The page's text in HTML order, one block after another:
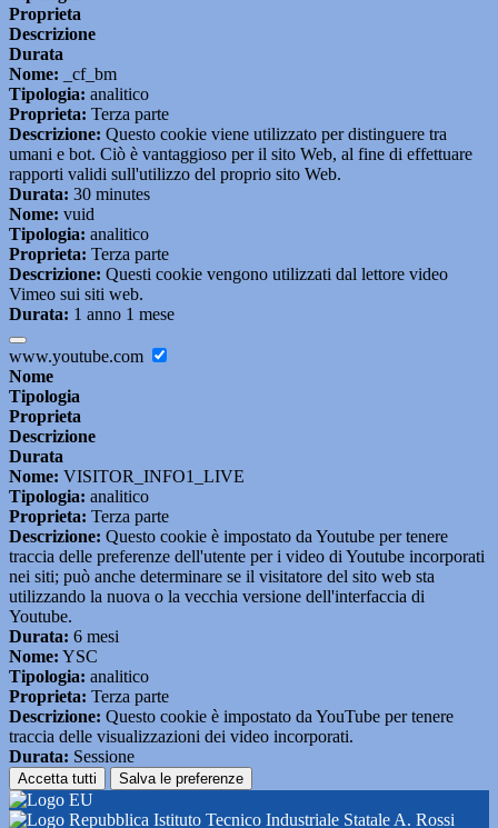
Proprieta
Descrizione
Durata
Nome: _cf_bm
Tipologia: analitico
Proprieta: Terza parte
Descrizione: Questo cookie viene utilizzato per distinguere tra
umani e bot. Ciò è vantaggioso per il sito Web, al fine di effettuare
rapporti validi sull'utilizzo del proprio sito Web.
Durata: 30 minutes
Nome: vuid
Tipologia: analitico
Proprieta: Terza parte
Descrizione: Questi cookie vengono utilizzati dal lettore video
Vimeo sui siti web.
Durata: 1 anno 1 mese
www.youtube.com
Nome
Tipologia
Proprieta
Descrizione
Durata
Nome: VISITOR_INFO1_LIVE
Tipologia: analitico
Proprieta: Terza parte
Descrizione: Questo cookie è impostato da Youtube per tenere
traccia delle preferenze dell'utente per i video di Youtube incorporati
nei siti; può anche determinare se il visitatore del sito web sta
utilizzando la nuova o la vecchia versione dell'interfaccia di
Youtube.
Durata: 6 mesi
Nome: YSC
Tipologia: analitico
Proprieta: Terza parte
Descrizione: Questo cookie è impostato da YouTube per tenere
traccia delle visualizzazioni dei video incorporati.
Durata: Sessione
Accetta tutti Salva le preferenze
Istituto Tecnico Industriale Statale A. Rossi